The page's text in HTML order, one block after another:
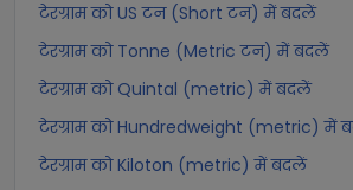
टेरग्राम को US टन (Short टन) में बदलें
टेरग्राम को Tonne (Metric टन) में बदलें
टेरग्राम को Quintal (metric) में बदलें
टेरग्राम को Hundredweight (metric) में
टेरग्राम को Kiloton (metric) में बदलें